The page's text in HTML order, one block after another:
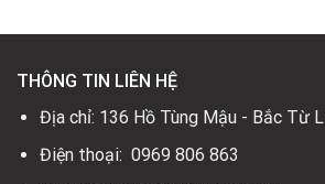
THÔNG TIN LIÊN HỆ
Địa chỉ: 136 Hồ Tùng Mậu - Bắc Từ
Điện thoại: 0969 806 863